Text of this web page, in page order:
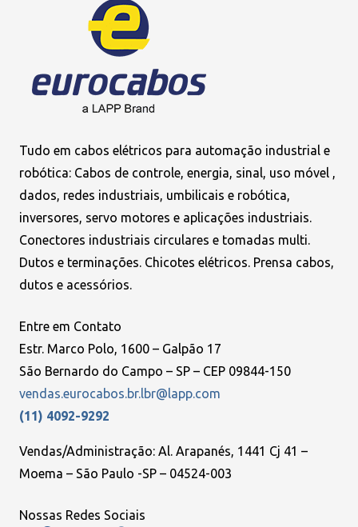
Tudo em cabos elétricos para automação industrial e
robótica: Cabos de controle, energia, sinal, uso móvel ,
dados, redes industriais, umbilicais e robótica,
inversores, servo motores e aplicações industriais.
Conectores industriais circulares e tomadas multi.
Dutos e terminações. Chicotes elétricos. Prensa cabos,
dutos e acessórios.
Entre em Contato
Estr. Marco Polo, 1600 – Galpão 17
São Bernardo do Campo – SP – CEP 09844-150
vendas.eurocabos.br.lbr@lapp.com
(11) 4092-9292
Vendas/Administração: Al. Arapanés, 1441 Cj 41 –
Moema – São Paulo -SP – 04524-003
Nossas Redes Sociais